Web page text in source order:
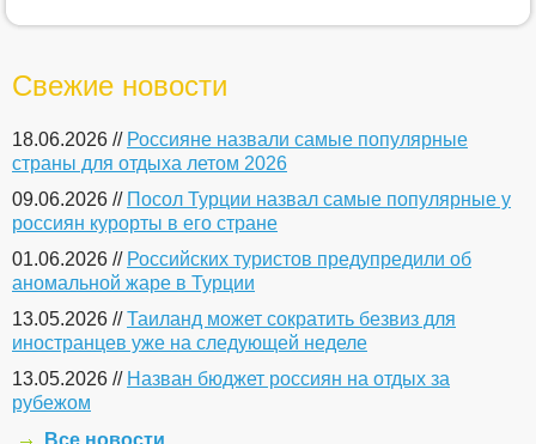
Свежие новости
18.06.2026 // Россияне назвали самые популярные
страны для отдыха летом 2026
09.06.2026 // Посол Турции назвал самые популярные у
россиян курорты в его стране
01.06.2026 // Российских туристов предупредили об
аномальной жаре в Турции
13.05.2026 //Таиланд может сократить безвиз для
иностранцев уже на следующей неделе
13.05.2026 // Назван бюджет россиян на отдых за
рубежом
Все новости